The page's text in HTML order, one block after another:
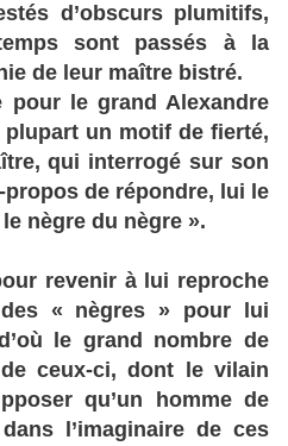
d’obscurs plumitifs,
sont passés à la
de leur maître bistré.
pour le grand Alexandre
un motif de fierté,
qui interrogé sur son
de répondre, lui le
nègre du nègre ».
revenir à lui reproche
des « nègres » pour lui
le grand nombre de
ceux-ci, dont le vilain
qu’un homme de
l’imaginaire de ces